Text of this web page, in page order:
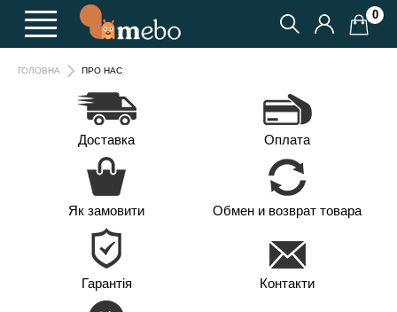
0
ГОЛОВНА ПРО НАС
Доставка Оплата
Як замовити Обмен и возврат товара
Гарантія Контакти